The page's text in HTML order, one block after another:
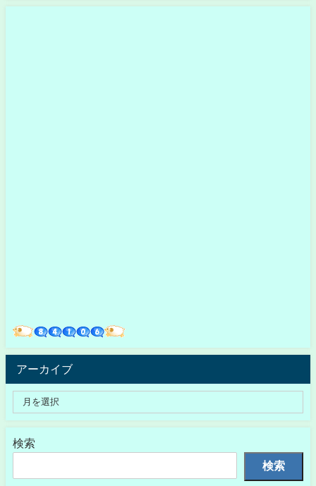
アーカイブ
検索
検索